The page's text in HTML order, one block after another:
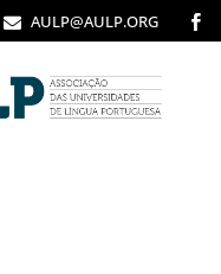
 AULP@AULP.ORG 